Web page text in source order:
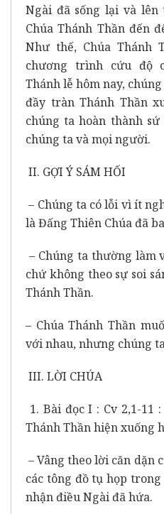
Ngài đã sống lại và
Chúa Thánh Thần đến
Như thế, Chúa Thánh
chương trình cứu độ
Thánh lễ hôm nay,
đầy tràn Thánh Thần
chúng ta hoàn thành
chúng ta và mọi người.
II. GỢI Ý SÁM HỐI
– Chúng ta có lỗi vì ít
là Đấng Thiên Chúa đã
– Chúng ta thường làm
chứ không theo sự soi
Thánh Thần.
– Chúa Thánh Thần
với nhau, nhưng chúng
III. LỜI CHÚA
1. Bài đọc I : Cv 2,1-11
Thánh Thần hiện xuống
– Vâng theo lời căn dặn
các tông đồ tụ họp
nhận điều Ngài đã hứa.